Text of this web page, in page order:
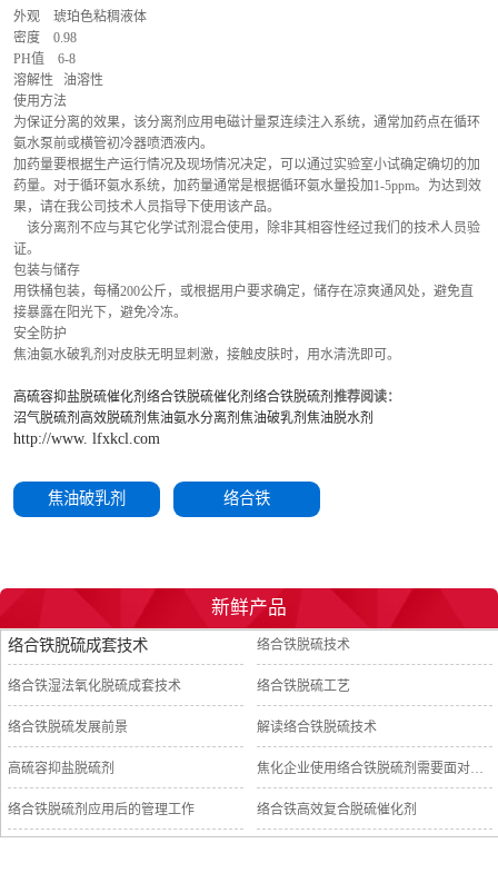
外观    琥珀色粘稠液体
密度    0.98
PH值    6-8
溶解性   油溶性
使用方法
为保证分离的效果，该分离剂应用电磁计量泵连续注入系统，通常加药点在循环
氨水泵前或横管初冷器喷洒液内。
加药量要根据生产运行情况及现场情况决定，可以通过实验室小试确定确切的加
药量。对于循环氨水系统，加药量通常是根据循环氨水量投加1-5ppm。为达到效
果，请在我公司技术人员指导下使用该产品。
该分离剂不应与其它化学试剂混合使用，除非其相容性经过我们的技术人员验
证。
包装与储存
用铁桶包装，每桶200公斤，或根据用户要求确定，储存在凉爽通风处，避免直
接暴露在阳光下，避免冷冻。
安全防护
焦油氨水破乳剂对皮肤无明显刺激，接触皮肤时，用水清洗即可。
推荐阅读：
高硫容抑盐脱硫催化剂 络合铁脱硫催化剂 络合铁脱硫剂
沼气脱硫剂 高效脱硫剂 焦油氨水分离剂 焦油破乳剂 焦油脱水剂
http://www. lfxkcl.com
焦油破乳剂 络合铁
新鲜产品
络合铁脱硫成套技术 络合铁脱硫技术
络合铁湿法氧化脱硫成套技术 络合铁脱硫工艺
络合铁脱硫发展前景 解读络合铁脱硫技术
高硫容抑盐脱硫剂 焦化企业使用络合铁脱硫剂需要面对的问题
络合铁脱硫剂应用后的管理工作 络合铁高效复合脱硫催化剂